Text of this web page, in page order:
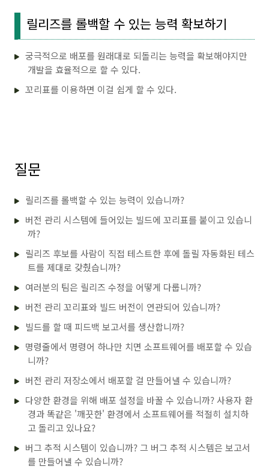
릴리즈를 롤백할 수 있는 능력 확보하기
궁극적으로 배포를 원래대로 되돌리는 능력을 확보해야지만
개발을 효율적으로 할 수 있다.
꼬리표를 이용하면 이걸 쉽게 할 수 있다.
질문
릴리즈를 롤백할 수 있는 능력이 있습니까?
버전 관리 시스템에 들어있는 빌드에 꼬리표를 붙이고 있습니
까?
릴리즈 후보를 사람이 직접 테스트한 후에 돌릴 자동화된 테스
트를 제대로 갖췄습니까?
여러분의 팀은 릴리즈 수정을 어떻게 다룹니까?
버전 관리 꼬리표와 빌드 버전이 연관되어 있습니까?
빌드를 할 때 피드백 보고서를 생산합니까?
명령줄에서 명령어 하나만 치면 소프트웨어를 배포할 수 있습
니까?
버전 관리 저장소에서 배포할 걸 만들어낼 수 있습니까?
다양한 환경을 위해 배포 설정을 바꿀 수 있습니까? 사용자 환
경과 똑같은 '깨끗한' 환경에서 소프트웨어를 적절히 설치하
고 돌리고 있나요?
버그 추적 시스템이 있습니까? 그 버그 추적 시스템은 보고서
를 만들어낼 수 있습니까?